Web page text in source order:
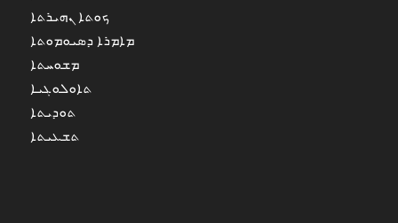
ܟܘܬܐ ܢܗܝܪܬܐ
ܡܐܡܪܐ ܕܣܝܘܡܘܬܐ
ܡܫܘܚܬܐ
ܬܐܘܠܘܓܝܐ
ܬܘܕܝܬܐ
ܬܫܥܝܬܐ